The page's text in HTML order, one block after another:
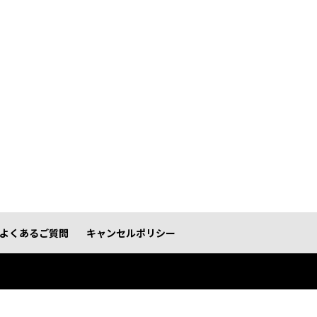
よくあるご質問 キャンセルポリシー